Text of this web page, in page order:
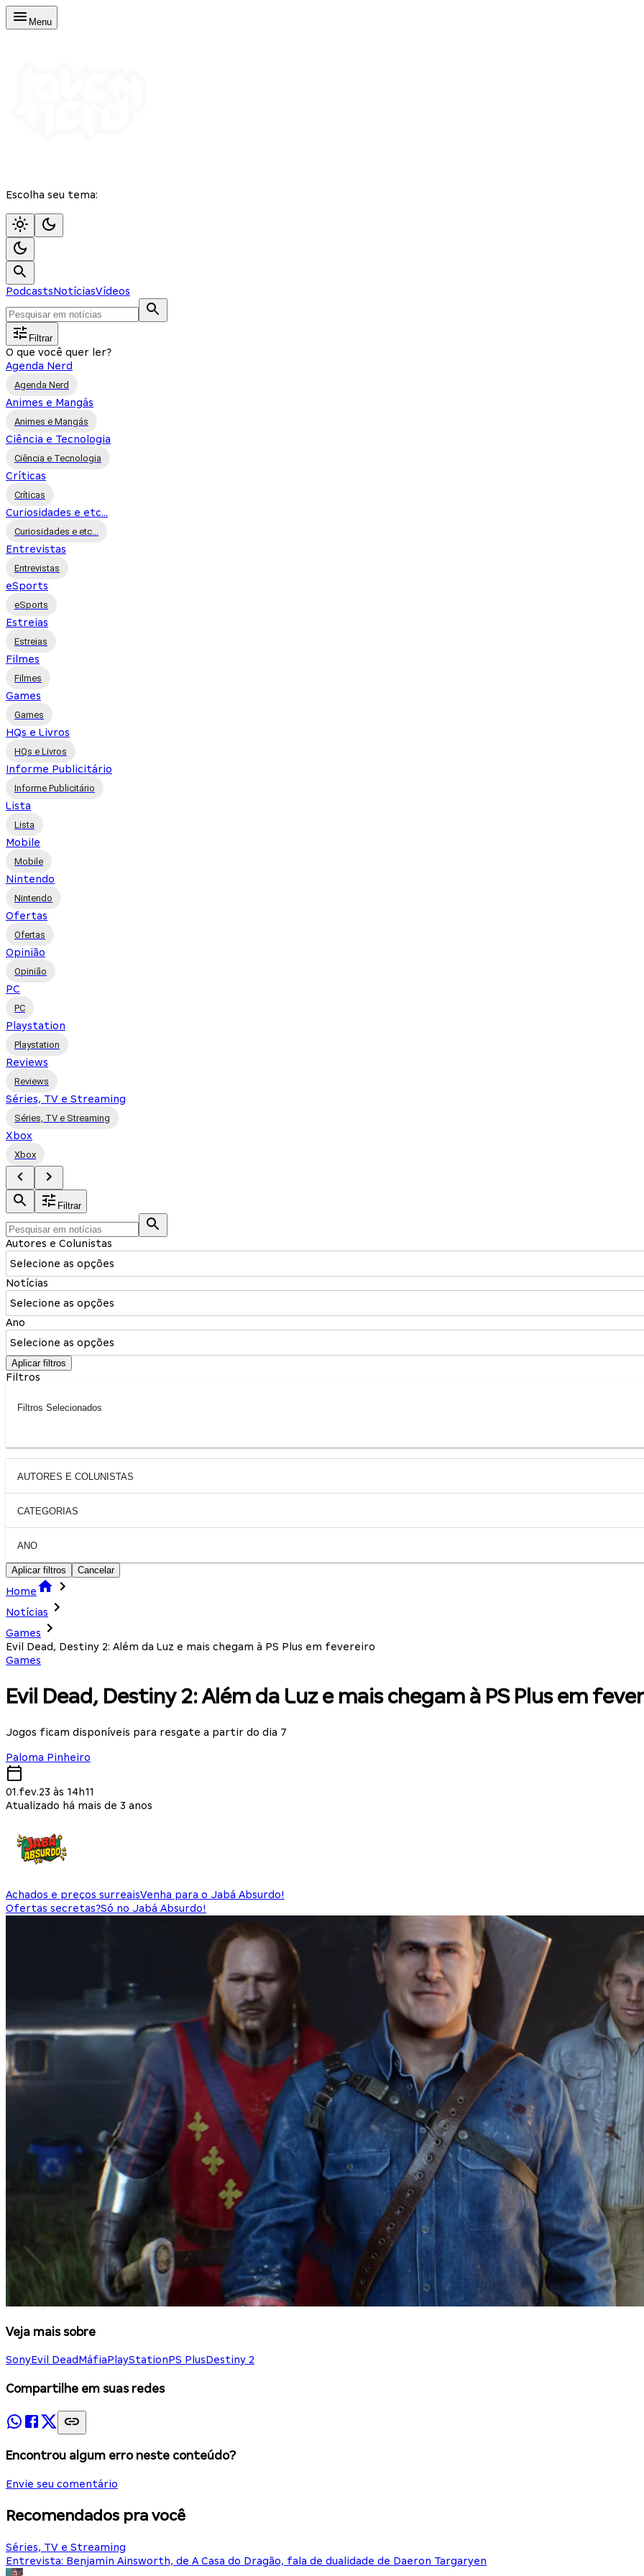
Menu
Escolha seu tema:
PodcastsNotíciasVídeos
Filtrar
O que você quer ler?
Agenda Nerd
Agenda Nerd
Animes e Mangás
Animes e Mangás
Ciência e Tecnologia
Ciência e Tecnologia
Críticas
Críticas
Curiosidades e etc...
Curiosidades e etc...
Entrevistas
Entrevistas
eSports
eSports
Estreias
Estreias
Filmes
Filmes
Games
Games
HQs e Livros
HQs e Livros
Informe Publicitário
Informe Publicitário
Lista
Lista
Mobile
Mobile
Nintendo
Nintendo
Ofertas
Ofertas
Opinião
Opinião
PC
PC
Playstation
Playstation
Reviews
Reviews
Séries, TV e Streaming
Séries, TV e Streaming
Xbox
Xbox
Filtrar
Autores e Colunistas
Selecione as opções
Notícias
Selecione as opções
Ano
Selecione as opções
Aplicar filtros
Filtros
Filtros Selecionados
AUTORES E COLUNISTAS
CATEGORIAS
ANO
Aplicar filtros Cancelar
Home
Notícias
Games
Evil Dead, Destiny 2: Além da Luz e mais chegam à PS Plus em fevereiro
Games
Evil Dead, Destiny 2: Além da Luz e mais chegam à PS Plus em
Jogos ficam disponíveis para resgate a partir do dia 7
Paloma Pinheiro
01.fev.23 às 14h11
Atualizado há mais de 3 anos
Achados e preços surreaisVenha para o Jabá Absurdo!
Ofertas secretas?Só no Jabá Absurdo!
Veja mais sobre
SonyEvil DeadMáfiaPlayStationPS PlusDestiny 2
Compartilhe em suas redes
Encontrou algum erro neste conteúdo?
Envie seu comentário
Recomendados pra você
Séries, TV e Streaming
Entrevista: Benjamin Ainsworth, de A Casa do Dragão, fala de dualidade de Daeron Targaryen